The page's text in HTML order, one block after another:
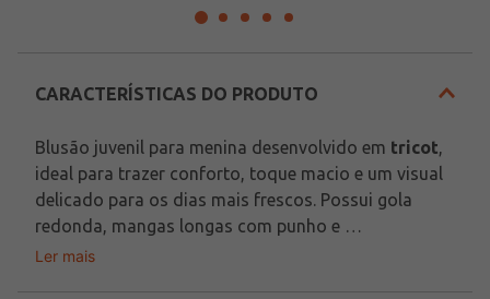
CARACTERÍSTICAS DO PRODUTO
Blusão juvenil para menina desenvolvido em tricot
ideal para trazer conforto, toque macio e um visual
delicado para os dias mais frescos. Possui gola
redonda, mangas longas com punho e
acabamentos em pontos canelados, detalhes que
Ler mais